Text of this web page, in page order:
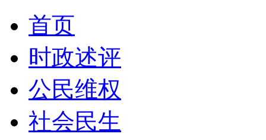
首页
时政述评
公民维权
社会民生